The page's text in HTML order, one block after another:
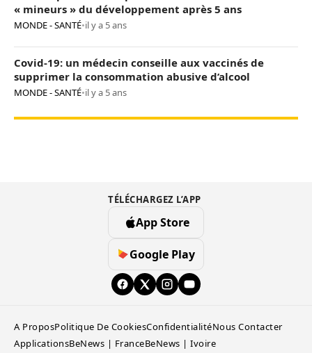
« mineurs » du développement après 5 ans
MONDE - SANTÉ•il y a 5 ans
Covid-19: un médecin conseille aux vaccinés de
supprimer la consommation abusive d’alcool
MONDE - SANTÉ•il y a 5 ans
TÉLÉCHARGEZ L’APP
App Store
Google Play
A ProposPolitique De CookiesConfidentialitéNous Contacter
ApplicationsBeNews | FranceBeNews | Ivoire